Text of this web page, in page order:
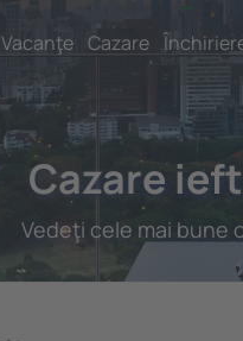
Vacanţe Cazare
Cazare
Vedeţi cele mai bune